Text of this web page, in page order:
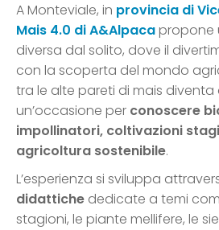
A Monteviale, in provincia di
Mais 4.0 di A&Alpacapropone
diversa dal solito, dove il
con la scoperta del mondo
tra le alte pareti di mais diventa
un’occasione per conoscere
impollinatori, coltivazioni
agricoltura sostenibile.
L’esperienza si sviluppa
didattiche dedicate a temi
stagioni, le piante mellifere, le